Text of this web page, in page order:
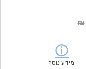
₪
מידע נוסף